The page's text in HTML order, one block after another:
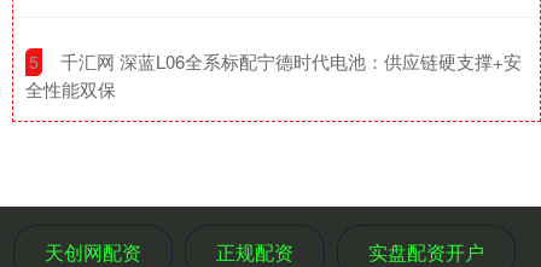
5
​千汇网 深蓝L06全系标配宁德时代电池：供应链硬支撑+安
全性能双保
天创网配资 正规配资 实盘配资开户